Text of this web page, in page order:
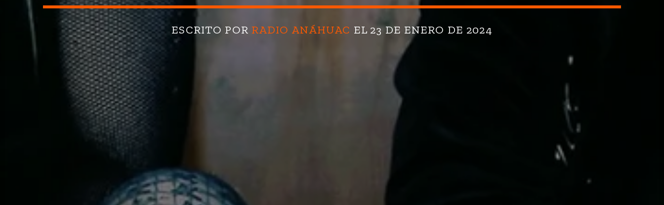
ESCRITO POR RADIO ANÁHUAC EL 23 DE ENERO DE 2024